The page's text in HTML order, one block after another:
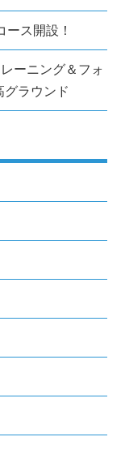
ース開設！
ーニング＆フォ
グラウンド